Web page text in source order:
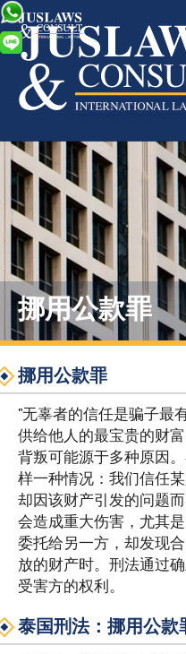
挪用公款罪
挪用公款罪
"无辜者的信任是骗子最
供给他人的最宝贵的财
背叛可能源于多种原因
样一种情况：我们信任
却因该财产引发的问题
会造成重大伤害，尤其
委托给另一方，却发现
放的财产时。刑法通过
受害方的权利。
泰国刑法：挪用公款